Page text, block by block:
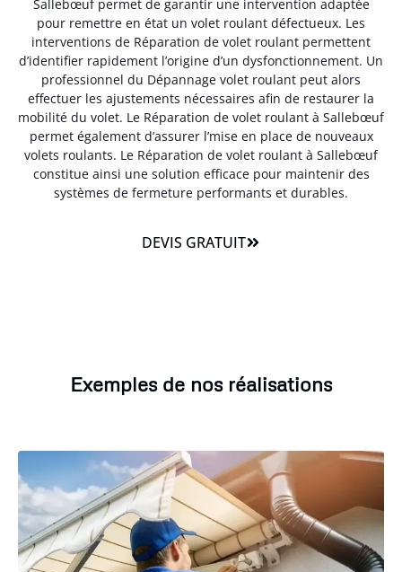
Sallebœuf permet de garantir une intervention adaptée
pour remettre en état un volet roulant défectueux. Les
interventions de Réparation de volet roulant permettent
d’identifier rapidement l’origine d’un dysfonctionnement. Un
professionnel du Dépannage volet roulant peut alors
effectuer les ajustements nécessaires afin de restaurer la
mobilité du volet. Le Réparation de volet roulant à Sallebœuf
permet également d’assurer l’mise en place de nouveaux
volets roulants. Le Réparation de volet roulant à Sallebœuf
constitue ainsi une solution efficace pour maintenir des
systèmes de fermeture performants et durables.
DEVIS GRATUIT
Exemples de nos réalisations